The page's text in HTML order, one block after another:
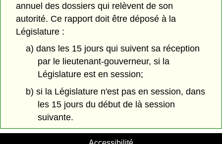
annuel des dossiers qui relèvent de son
autorité. Ce rapport doit être déposé à la
Législature :
a) dans les 15 jours qui suivent sa réception
par le lieutenant-gouverneur, si la
Législature est en session;
b) si la Législature n'est pas en session, dans
les 15 jours du début de là session
suivante.